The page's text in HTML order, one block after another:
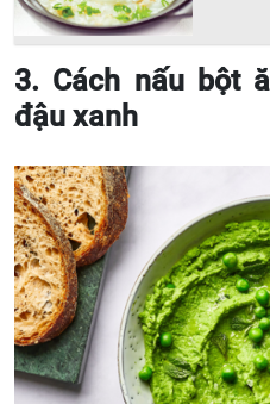
3. Cách nấu bột
đậu xanh